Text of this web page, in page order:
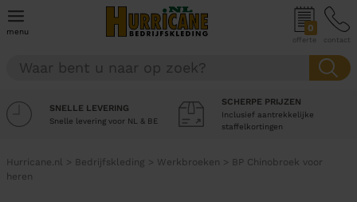
menu 0
offerte contact
SNELLE LEVERING
Snelle levering voor NL & BE
SCHERPE PRIJZEN
Inclusief aantrekkelijke
staffelkortingen
Hurricane.nl > Bedrijfskleding > Werkbroeken > BP Chinobroek voor
heren